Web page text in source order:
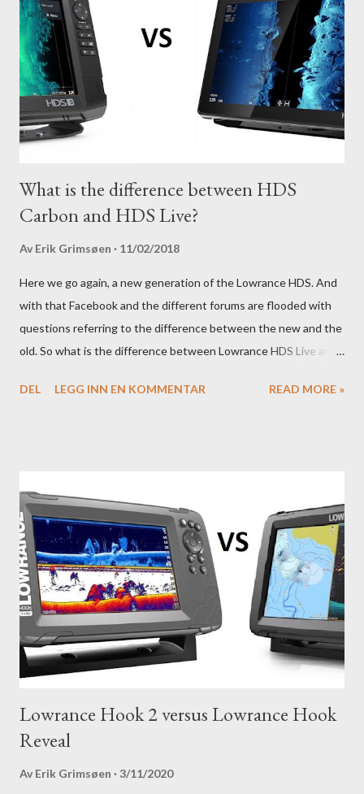
What is the difference between HDS
Carbon and HDS Live?
Av Erik Grimsøen 11/02/2018
Here we go again, a new generation of the Lowrance HDS. And
with that Facebook and the different forums are flooded with
questions referring to the difference between the new and the
old. So what is the difference between Lowrance HDS Live and
DEL
LEGG INN EN KOMMENTAR READ MORE »
Lowrance Hook 2 versus Lowrance Hook
Reveal
Av Erik Grimsøen 3/11/2020